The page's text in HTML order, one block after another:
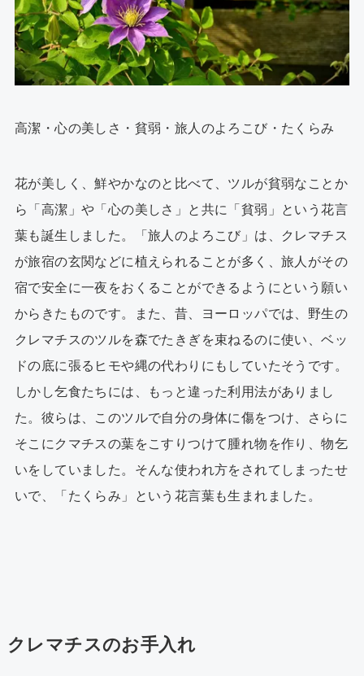
高潔・心の美しさ・貧弱・旅人のよろこび・たくらみ
花が美しく、鮮やかなのと比べて、ツルが貧弱なことか
ら「高潔」や「心の美しさ」と共に「貧弱」という花言
葉も誕生しました。「旅人のよろこび」は、クレマチス
が旅宿の玄関などに植えられることが多く、旅人がその
宿で安全に一夜をおくることができるようにという願い
からきたものです。また、昔、ヨーロッパでは、野生の
クレマチスのツルを森でたきぎを束ねるのに使い、ベッ
ドの底に張るヒモや縄の代わりにもしていたそうです。
しかし乞食たちには、もっと違った利用法がありまし
た。彼らは、このツルで自分の身体に傷をつけ、さらに
そこにクマチスの葉をこすりつけて腫れ物を作り、物乞
いをしていました。そんな使われ方をされてしまったせ
いで、「たくらみ」という花言葉も生まれました。
クレマチスのお手入れ